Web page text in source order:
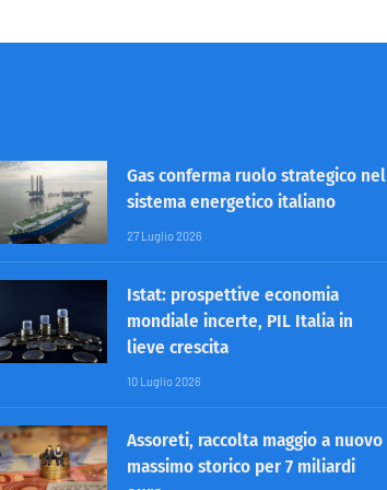
Gas conferma ruolo strategico nel
sistema energetico italiano
27 Luglio 2026
Istat: prospettive economia
mondiale incerte, PIL Italia in
lieve crescita
10 Luglio 2026
Assoreti, raccolta maggio a nuovo
massimo storico per 7 miliardi